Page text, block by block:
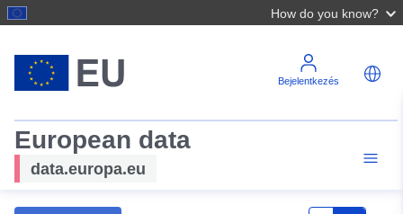
How do you know?
Bejelentkezés
European data
data.europa.eu